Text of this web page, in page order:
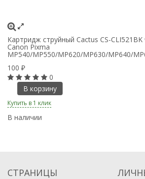
Картридж струйный Cactus CS-
Canon Pixma
MP540/MP550/MP620/MP630/MP640/
100 ₽
0
В корзину
Купить в 1 клик
В наличии
СТРАНИЦЫ